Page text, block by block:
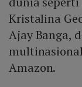
Kristalina
Ajay Banga,
Amazon.